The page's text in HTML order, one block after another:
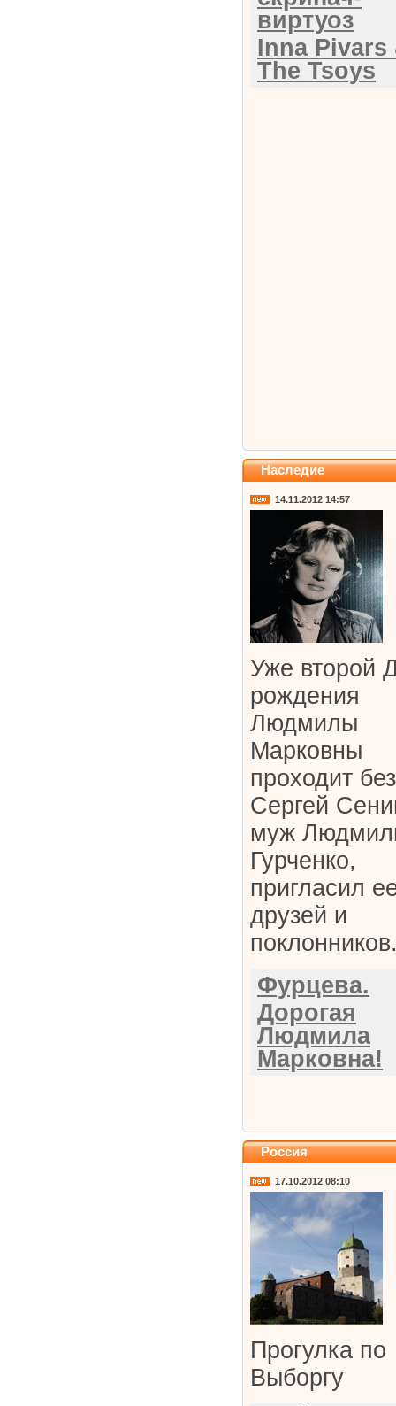
виртуоз
Inna Pivars
The Tsoys
Наследие
14.11.2012 14:57
Уже второй
рождения
Людмилы
Марковны
проходит
Сергей
муж
Гурченко,
пригласил
друзей и
Фурцева.
Дорогая
Людмила
Марковна!
Россия
17.10.2012 08:10
Прогулка по
Выборгу